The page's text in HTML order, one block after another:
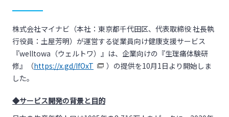
株式会社マイナビ（本社：東京都千代田区、代表取締役 社長執
行役員：土屋芳明）が運営する従業員向け健康支援サービス
『welltowa（ウェルトワ）』は、企業向けの『生理痛体験研
修』（https://x.gd/IfOxT
）の提供を10月1日より開始しま
した。
◆サービス開発の背景と目的